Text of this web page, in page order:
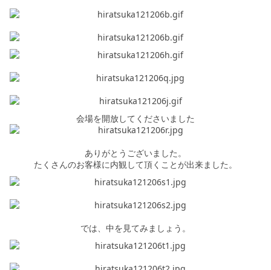
会場を開放してくださいました
ありがとうございました。
たくさんのお客様に内観して頂くことが出来ました。
では、中を見てみましょう。